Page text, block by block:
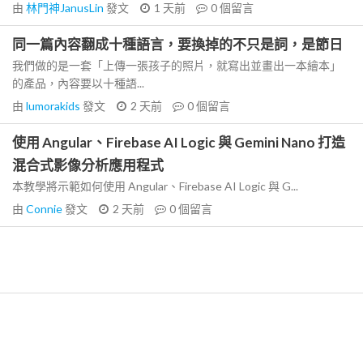
由 林門神JanusLin 發文 1 天前 0個留言
同一篇內容翻成十種語言，要換掉的不只是詞，是節日
我們做的是一套「上傳一張孩子的照片，就寫出並畫出一本繪本」
的產品，內容要以十種語...
由 lumorakids 發文 2 天前 0個留言
使用 Angular、Firebase AI Logic 與 Gemini Nano 打造
混合式影像分析應用程式
本教學將示範如何使用 Angular、Firebase AI Logic 與 G...
由 Connie發文 2 天前 0個留言